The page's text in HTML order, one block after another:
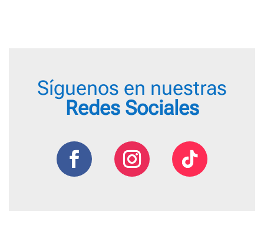
Síguenos en nuestras
Redes Sociales